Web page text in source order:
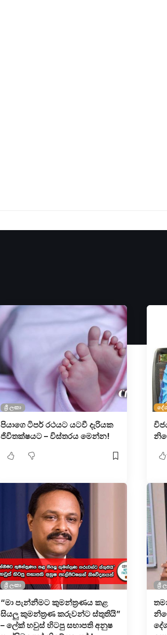
ශ්‍රී ලංකා
පියාගෙ ටිපර් රථයට යටවී දැරියක
ජිවිතක්ෂයට – විස්තරය මෙන්න!
ශ්‍රී ලංකා
“මා පැන්නීමට කුමන්ත්‍රණය කළ
සියලු කුමන්ත්‍රණ කරුවන්ට ස්තුතියි”
– ලේක් හවුස් හිටපු සභාපති අනුෂ
ශ්‍රී